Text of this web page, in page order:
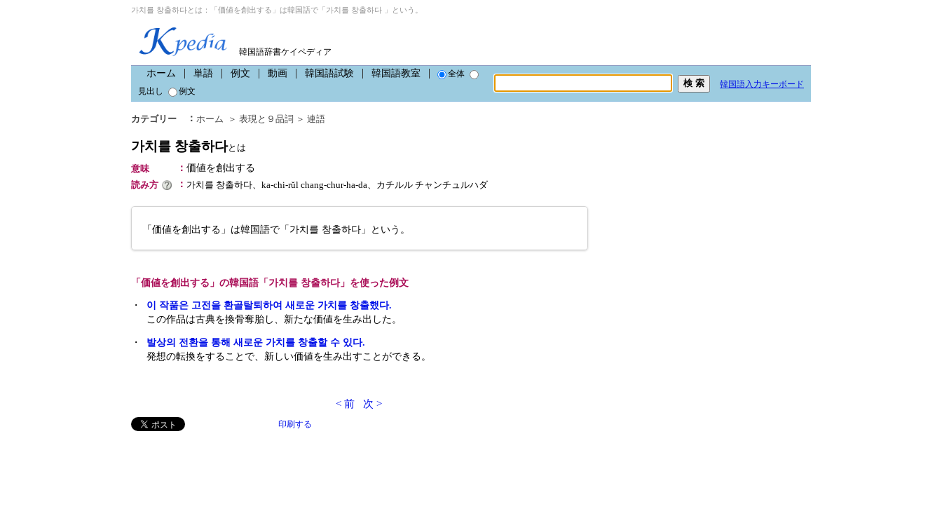
가치를 창출하다とは：「価値を創出する」は韓国語で「가치를 창출하다 」という。
韓国語辞書ケイペディア
ホーム 単語 例文 動画 韓国語試験 韓国語教室
全体
見出し
例文
韓国語入力キーボード
カテゴリー ： ホーム ＞ 表現と９品詞 ＞ 連語
가치를 창출하다とは
意味
： 価値を創出する
読み方
： 가치를 창출하다、ka-chi-rŭl chang-chur-ha-da、カチルル チャンチュルハダ
「価値を創出する」は韓国語で「가치를 창출하다」という。
「価値を創出する」の韓国語「가치를 창출하다」を使った例文
・
이 작품은 고전을 환골탈퇴하여 새로운 가치를 창출했다.
この作品は古典を換骨奪胎し、新たな価値を生み出した。
・
발상의 전환을 통해 새로운 가치를 창출할 수 있다.
発想の転換をすることで、新しい価値を生み出すことができる。
< 前 次 >
印刷する